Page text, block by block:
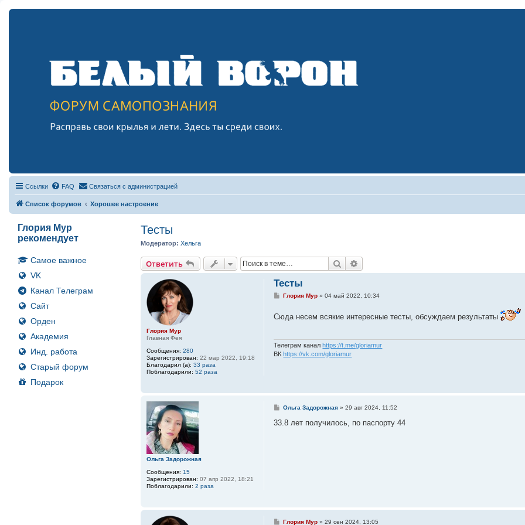
Ссылки FAQ Связаться с администрацией
Список форумов Хорошее настроение
Глория Мур
рекомендует
Самое важное
VK
Канал Телеграм
Сайт
Орден
Академия
Инд. работа
Старый форум
Подарок
Тесты
Модератор: Хельга
Ответить Поиск
Глория Мур
Главная Фея
Сообщения: 280
Зарегистрирован: 22 мар 2022, 19:18
Благодарил (а): 33 раза
Поблагодарили: 52 раза
Тесты
С
б
щ
и
е
Глория Мур »04 май 2022, 10:34
Сюда несем всякие интересные тесты, обсуждаем результаты
Телеграм каналhttps://t.me/gloriamur
ВКhttps://vk.com/gloriamur
Ольга Задорожная
Сообщения: 15
Зарегистрирован: 07 апр 2022, 18:21
Поблагодарили: 2 раза
С
о
Ольга Задорожная »29 авг 2024, 11:52
33.8 лет получилось, по паспорту 44
СГлория Мур »29 сен 2024, 13:05